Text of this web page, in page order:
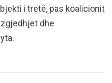
i tretë, pas koalicionit
zgjedhjet dhe